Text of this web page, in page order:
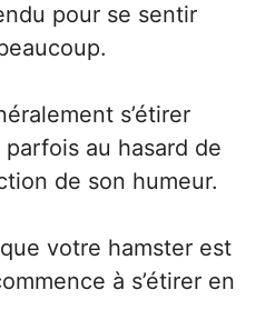
pour se sentir
s’étirer
au hasard de
de son humeur.
votre hamster est
à s’étirer en